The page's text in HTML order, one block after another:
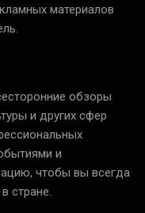
материалов
обзоры
и других сфер
и
чтобы вы всегда
стране.